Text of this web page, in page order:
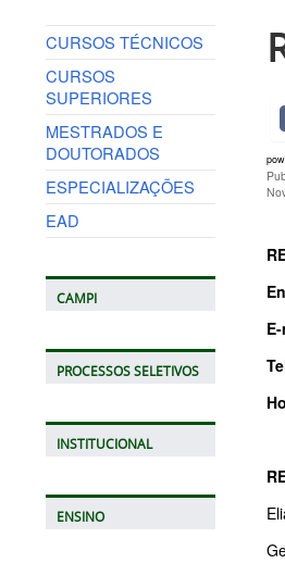
CURSOS TÉCNICOS
CURSOS
SUPERIORES
MESTRADOS E
DOUTORADOS
ESPECIALIZAÇÕES
EAD
CAMPI
PROCESSOS SELETIVOS
INSTITUCIONAL
ENSINO